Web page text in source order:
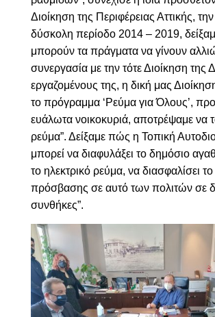
Διοίκηση της Περιφέρειας Αττικής,
δύσκολη περίοδο 2014 – 2019,
μπορούν τα πράγματα να γίνουν
συνεργασία με την τότε Διοίκηση της
εργαζομένους της, η δική μας
το πρόγραμμα ‘Ρεύμα για Όλους’,
ευάλωτα νοικοκυριά, αποτρέψαμε να
ρεύμα”. Δείξαμε πώς η Τοπική
μπορεί να διαφυλάξει το δημόσιο
το ηλεκτρικό ρεύμα, να διασφαλίσει
πρόσβασης σε αυτό των πολιτών σε
συνθήκες”.